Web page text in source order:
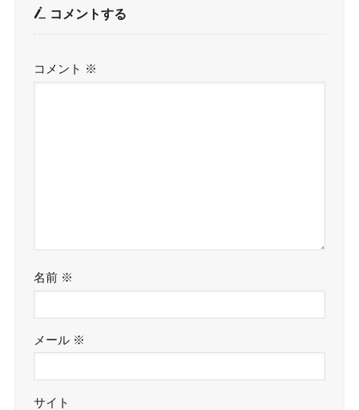
コメントする
コメント ※
名前 ※
メール ※
サイト